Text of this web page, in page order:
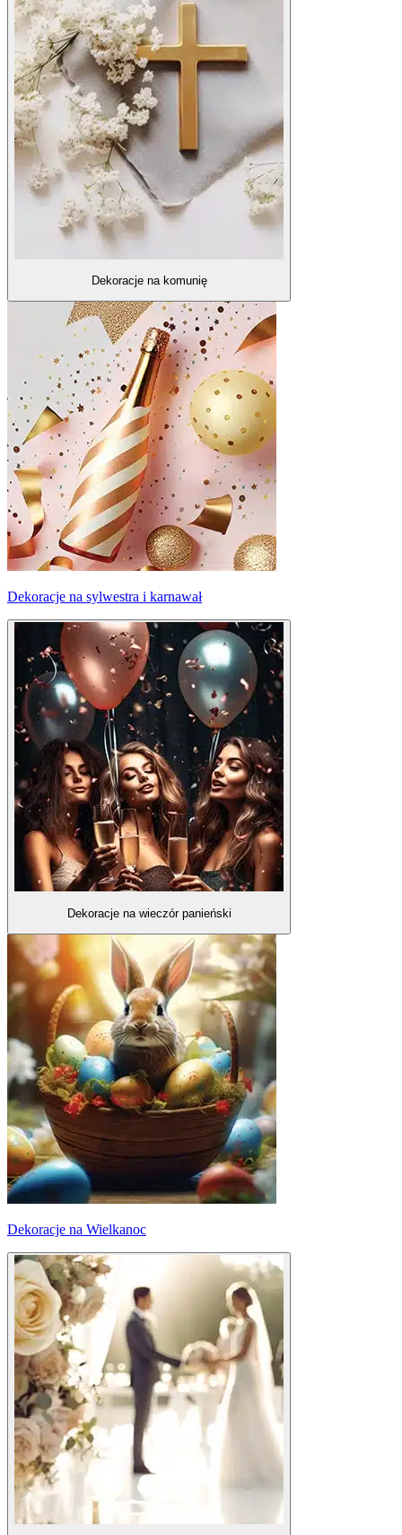
Dekoracje na komunię
Dekoracje na sylwestra i karnawał
Dekoracje na wieczór panieński
Dekoracje na Wielkanoc